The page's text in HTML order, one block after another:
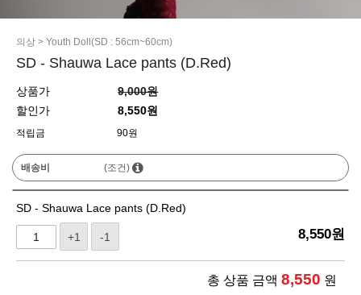
의상 > Youth Doll(SD : 56cm~60cm)
SD - Shauwa Lace pants (D.Red)
상품가
9,000원
할인가
8,550원
적립금 90원
배송비 (조건)
SD - Shauwa Lace pants (D.Red)
+1 -1 8,550원
총 상품 금액 8,550 원